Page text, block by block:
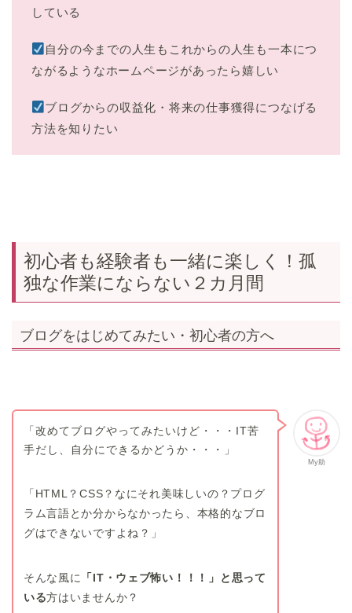
している
自分の今までの人生もこれからの人生も一本につ
ながるようなホームページがあったら嬉しい
ブログからの収益化・将来の仕事獲得につなげる
方法を知りたい
初心者も経験者も一緒に楽しく！孤
独な作業にならない２カ月間
ブログをはじめてみたい・初心者の方へ
My助
「改めてブログやってみたいけど・・・IT苦
手だし、自分にできるかどうか・・・」
「HTML？CSS？なにそれ美味しいの？プログ
ラム言語とか分からなかったら、本格的なブロ
グはできないですよね？」
そんな風に
「IT・ウェブ怖い！！！」と思って
いる方はいませんか？